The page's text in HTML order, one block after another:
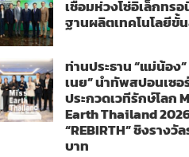
เชื่อมห่วงโซ่อิเล็กทร
ฐานผลิตเทคโนโลยีขั้
ท่านประธาน “แม่น้อง
เนย” นำทัพสปอนเซ
ประกวดเวทีรักษ์โลก
Earth Thailand
“REBIRTH” ชิงรางวั
บาท